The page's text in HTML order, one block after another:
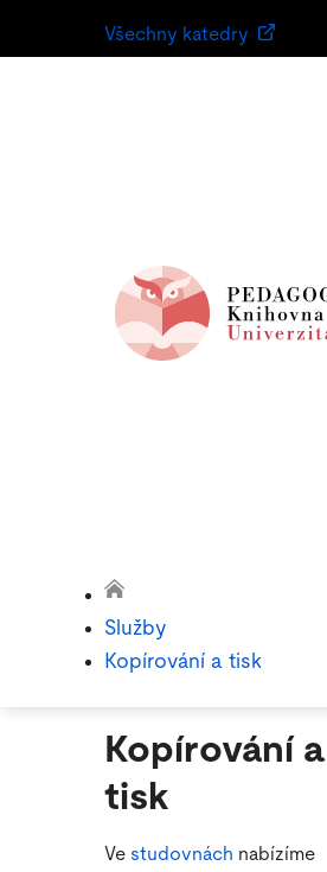
Všechny katedry
Služby
Kopírování a tisk
Kopírování a
tisk
Ve studovnách nabízíme